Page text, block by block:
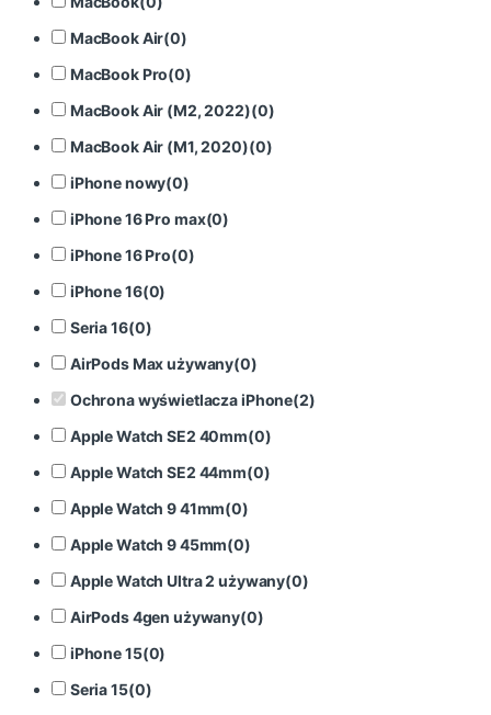
MacBook Air(0)
MacBook Pro(0)
MacBook Air (M2, 2022)(0)
MacBook Air (M1, 2020)(0)
iPhone nowy(0)
iPhone 16 Pro max(0)
iPhone 16 Pro(0)
iPhone 16(0)
Seria 16(0)
AirPods Max używany(0)
Ochrona wyświetlacza iPhone(2)
Apple Watch SE2 40mm(0)
Apple Watch SE2 44mm(0)
Apple Watch 9 41mm(0)
Apple Watch 9 45mm(0)
Apple Watch Ultra 2 używany(0)
AirPods 4gen używany(0)
iPhone 15(0)
Seria 15(0)